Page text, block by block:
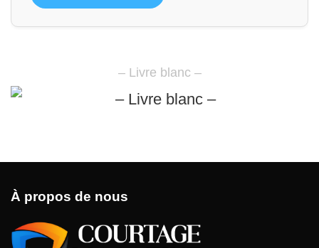
– Livre blanc –
À propos de nous